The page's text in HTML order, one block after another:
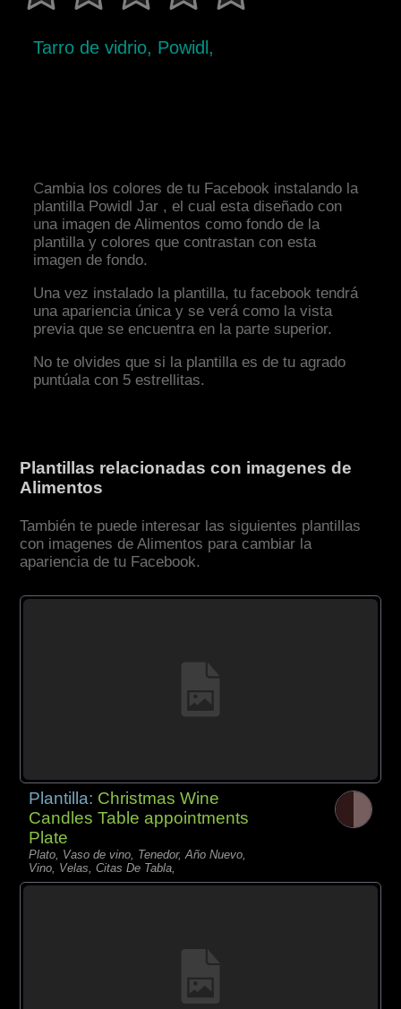
Tarro de vidrio, Powidl,
Cambia los colores de tu Facebook instalando la
plantilla Powidl Jar , el cual esta diseñado con
una imagen de Alimentos como fondo de la
plantilla y colores que contrastan con esta
imagen de fondo.
Una vez instalado la plantilla, tu facebook tendrá
una apariencia única y se verá como la vista
previa que se encuentra en la parte superior.
No te olvides que si la plantilla es de tu agrado
puntúala con 5 estrellitas.
Plantillas relacionadas con imagenes de
Alimentos
También te puede interesar las siguientes plantillas
con imagenes de Alimentos para cambiar la
apariencia de tu Facebook.
Plantilla: Christmas Wine
Candles Table appointments
Plate
Plato, Vaso de vino, Tenedor, Año Nuevo,
Vino, Velas, Citas De Tabla,